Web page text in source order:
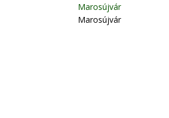
Marosújvár
Marosújvár